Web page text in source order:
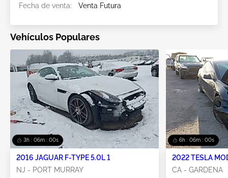
Fecha de venta:
Venta Futura
Vehículos Populares
3h : 06m : 00s
2016 JAGUAR F-TYPE 5.0L 1
NJ - PORT MURRAY
6h : 06m : 00s
2022 TESLA
CA - GARDENA